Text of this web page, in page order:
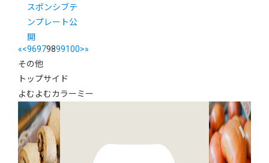
スポンシブテ
ンプレート公
開
«<96979899100>»
その他
トップサイド
よむよむカラーミー